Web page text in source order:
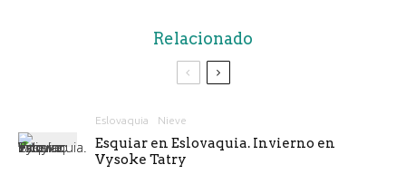
Relacionado
Eslovaquia Nieve
Esquiar en Eslovaquia. Invierno en
Vysoke Tatry